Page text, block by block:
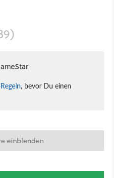
, bevor Du einen
einblenden